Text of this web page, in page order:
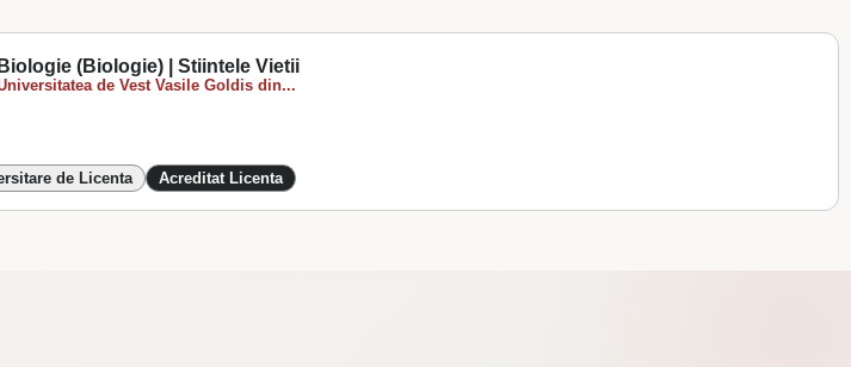
Biologie (Biologie) | Stiintele Vietii
de Vest Vasile Goldis din...
de Licenta Acreditat Licenta